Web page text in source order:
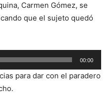
Carmen Gómez, se
que el sujeto quedó
00:00
para dar con el paradero